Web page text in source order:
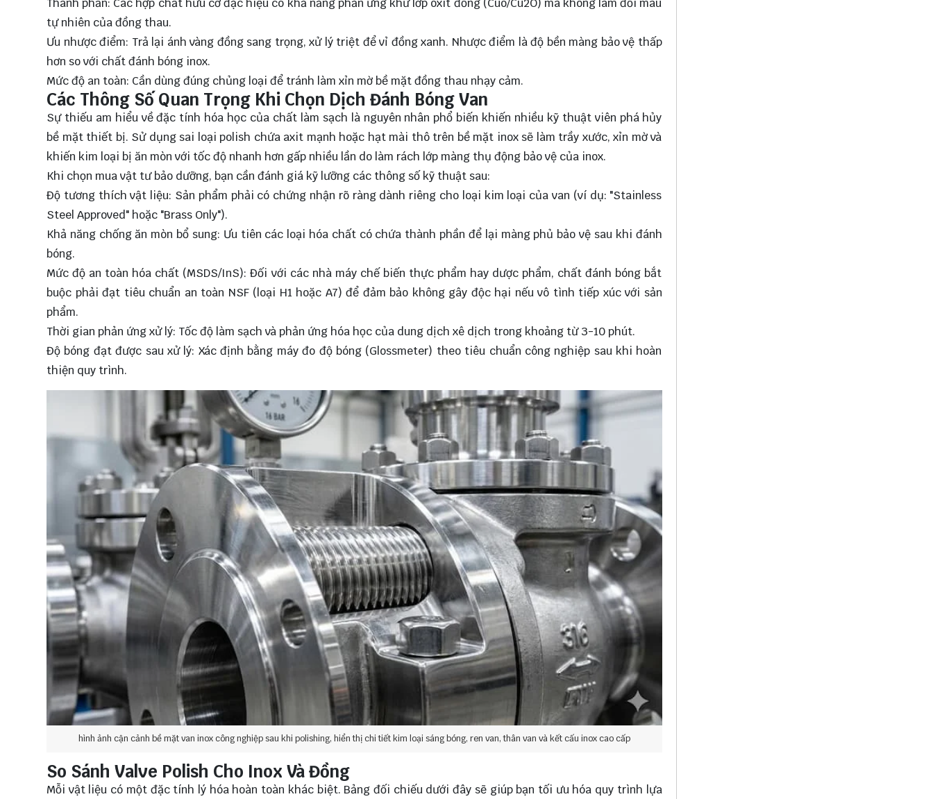
tự nhiên của đồng thau.
Ưu nhược điểm: Trả lại ánh vàng đồng sang trọng, xử lý triệt để vỉ đồng xanh. Nhược điểm là độ bền màng bảo vệ thấp
hơn so với chất đánh bóng inox.
Mức độ an toàn: Cần dùng đúng chủng loại để tránh làm xỉn mờ bề mặt đồng thau nhạy cảm.
Các Thông Số Quan Trọng Khi Chọn Dịch Đánh Bóng Van
Sự thiếu am hiểu về đặc tính hóa học của chất làm sạch là nguyên nhân phổ biến khiến nhiều kỹ thuật viên phá hủy
bề mặt thiết bị. Sử dụng sai loại polish chứa axit mạnh hoặc hạt mài thô trên bề mặt inox sẽ làm trầy xước, xỉn mờ và
khiến kim loại bị ăn mòn với tốc độ nhanh hơn gấp nhiều lần do làm rách lớp màng thụ động bảo vệ của inox.
Khi chọn mua vật tư bảo dưỡng, bạn cần đánh giá kỹ lưỡng các thông số kỹ thuật sau:
Độ tương thích vật liệu: Sản phẩm phải có chứng nhận rõ ràng dành riêng cho loại kim loại của van (ví dụ: "Stainless
Steel Approved" hoặc "Brass Only").
Khả năng chống ăn mòn bổ sung: Ưu tiên các loại hóa chất có chứa thành phần để lại màng phủ bảo vệ sau khi đánh
bóng.
Mức độ an toàn hóa chất (MSDS/InS): Đối với các nhà máy chế biến thực phẩm hay dược phẩm, chất đánh bóng bắt
buộc phải đạt tiêu chuẩn an toàn NSF (loại H1 hoặc A7) để đảm bảo không gây độc hại nếu vô tình tiếp xúc với sản
phẩm.
Thời gian phản ứng xử lý: Tốc độ làm sạch và phản ứng hóa học của dung dịch xê dịch trong khoảng từ 3-10 phút.
Độ bóng đạt được sau xử lý: Xác định bằng máy đo độ bóng (Glossmeter) theo tiêu chuẩn công nghiệp sau khi hoàn
thiện quy trình.
hình ảnh cận cảnh bề mặt van inox công nghiệp sau khi polishing, hiển thị chi tiết kim loại sáng bóng, ren van, thân van và kết cấu inox cao cấp
So Sánh Valve Polish Cho Inox Và Đồng
Mỗi vật liệu có một đặc tính lý hóa hoàn toàn khác biệt. Bảng đối chiếu dưới đây sẽ giúp bạn tối ưu hóa quy trình lựa